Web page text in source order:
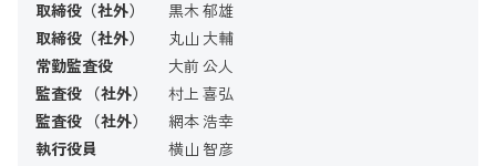
取締役（社外）
黒木 郁雄
取締役（社外）
丸山 大輔
常勤監査役
大前 公人
監査役 （社外）
村上 喜弘
監査役 （社外）
網本 浩幸
執行役員
横山 智彦